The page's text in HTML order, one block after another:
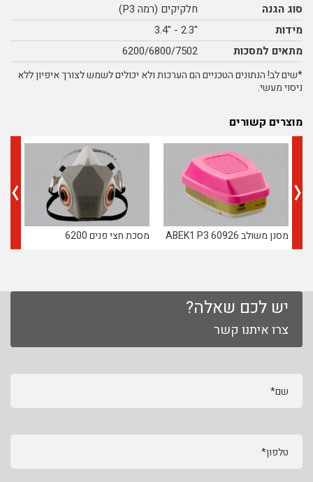
סוג הגנה
חלקיקים (רמה P3)
מידות
"2.3 - "3.4
מתאים למסכות
6200/6800/7502
*שים לב! הנתונים הטכניים הם הערכות ולא יכולים לשמש לצורך איפיון ללא
ניסוי מעשי.
מוצרים קשורים
מסנן משולב 60926 ABEK1 P3 מסכת חצי פנים 6200
יש לכם שאלה?
צרו איתנו קשר
שם*
טלפון*